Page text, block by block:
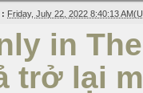
: Friday, July 22, 2022 8:40:13
in
trở lại